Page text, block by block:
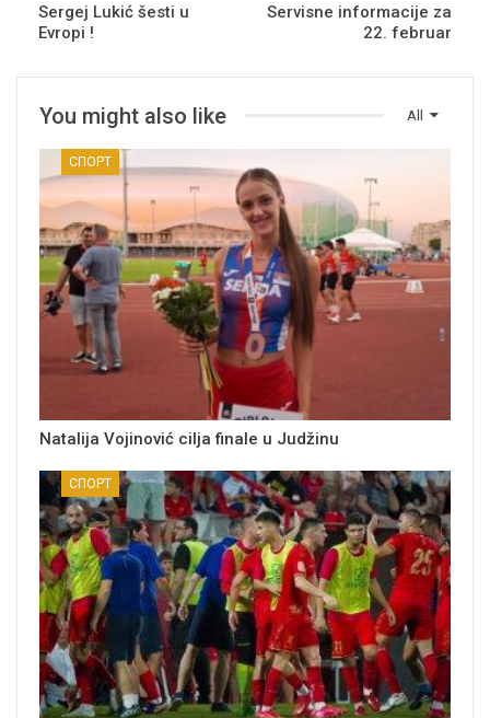
Sergej Lukić šesti u
Evropi !
Servisne informacije za
22. februar
All
You might also like
СПОРТ
Natalija Vojinović cilja finale u Judžinu
СПОРТ